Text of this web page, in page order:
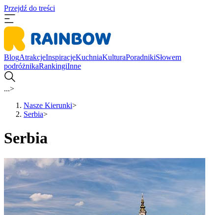
Przejdź do treści
BlogAtrakcjeInspiracjeKuchniaKulturaPoradnikiSłowem
podróżnikaRankingiInne
...>
Nasze Kierunki>
Serbia>
Serbia